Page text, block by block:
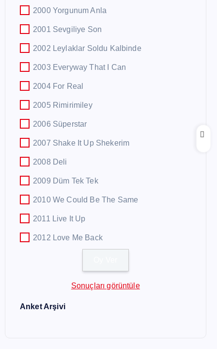
2000 Yorgunum Anla
2001 Sevgiliye Son
2002 Leylaklar Soldu Kalbinde
2003 Everyway That I Can
2004 For Real
2005 Rimirimiley
2006 Süperstar
2007 Shake It Up Shekerim
2008 Deli
2009 Düm Tek Tek
2010 We Could Be The Same
2011 Live It Up
2012 Love Me Back
Sonuçları görüntüle
Anket Arşivi